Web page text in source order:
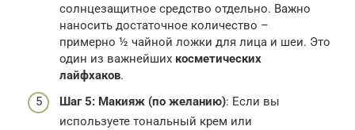
солнцезащитное средство отдельно. Важно
наносить достаточное количество –
примерно ½ чайной ложки для лица и шеи. Это
один из важнейших косметических
лайфхаков.
Шаг 5: Макияж (по желанию): Если вы
используете тональный крем или